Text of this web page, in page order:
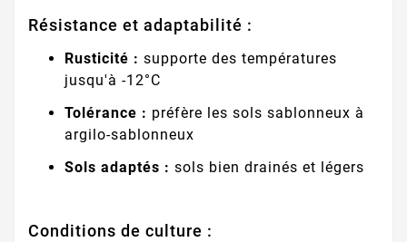
Résistance et adaptabilité :
Rusticité : supporte des températures
jusqu'à -12°C
Tolérance : préfère les sols sablonneux à
argilo-sablonneux
Sols adaptés : sols bien drainés et légers
Conditions de culture :